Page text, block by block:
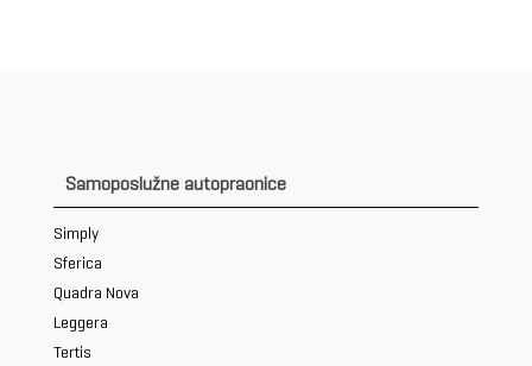
Samoposlužne autopraonice
Simply
Sferica
Quadra Nova
Leggera
Tertis